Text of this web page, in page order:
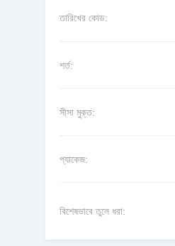
তারিখের কোড:
শর্ত:
সীসা মুক্ত:
প্যাকেজ:
বিশেষভাবে তুলে ধরা: